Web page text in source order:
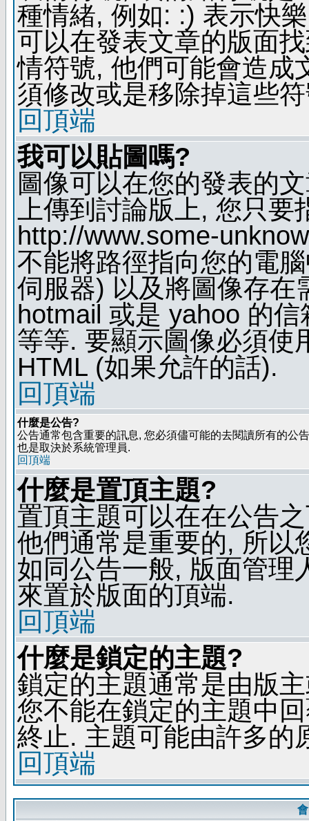
種情緒, 例如: :) 表示快
可以在發表文章的版面
情符號, 他們可能會造成
須修改或是移除掉這些
回頂端
我可以貼圖嗎?
圖像可以在您的發表的
上傳到討論版上, 您只
http://www.some-
不能將路徑指向您的電
伺服器) 以及將圖像存在
hotmail 或是 yahoo 的
等等. 要顯示圖像必須使
HTML (如果允許的話).
回頂端
什麼是公告?
公告通常包含重要的訊息, 您必須儘可能的去閱讀所有的公
也是取決於系統管理員.
回頂端
什麼是置頂主題?
置頂主題可以在在公告
他們通常是重要的, 所以
如同公告一般, 版面管理
來置於版面的頂端.
回頂端
什麼是鎖定的主題?
鎖定的主題通常是由版
您不能在鎖定的主題中
終止. 主題可能由許多的
回頂端